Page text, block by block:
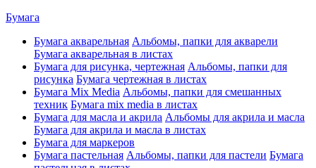
Бумага
Бумага акварельная Альбомы, папки для акварели
Бумага акварельная в листах
Бумага для рисунка, чертежная Альбомы, папки для
рисунка Бумага чертежная в листах
Бумага Mix Media Альбомы, папки для смешанных
техник Бумага mix media в листах
Бумага для масла и акрила Альбомы для акрила и масла
Бумага для акрила и масла в листах
Бумага для маркеров
Бумага пастельная Альбомы, папки для пастели Бумага